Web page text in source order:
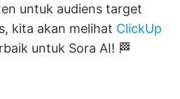
untuk audiens target
kita akan melihat ClickUp
untuk Sora AI! 🏁